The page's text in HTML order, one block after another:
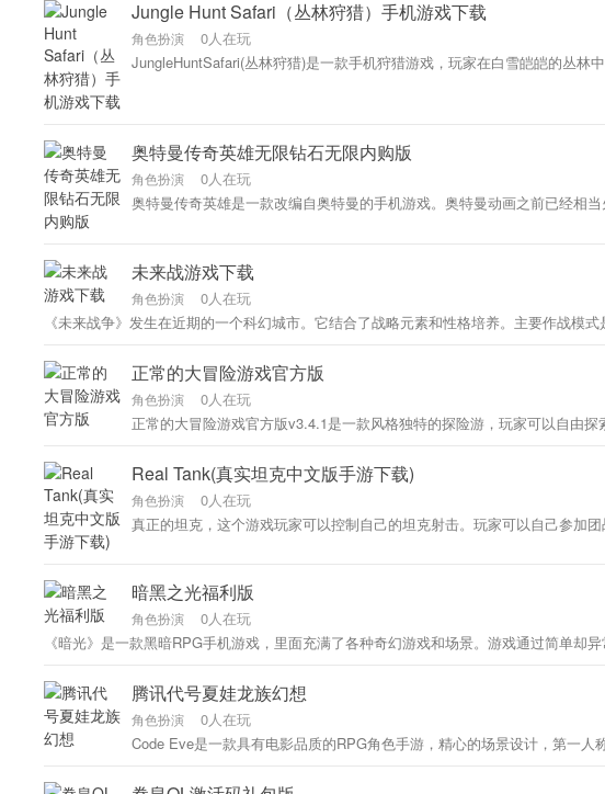
Jungle Hunt Safari（丛林狩猎）手机游戏下载
角色扮演
0人在玩
JungleHuntSafari(丛林狩猎)是一款手机狩猎游戏，玩家在白雪皑皑的丛
奥特曼传奇英雄无限钻石无限内购版
角色扮演
0人在玩
奥特曼传奇英雄是一款改编自奥特曼的手机游戏。奥特曼动画之前已经相
未来战游戏下载
角色扮演
0人在玩
《未来战争》发生在近期的一个科幻城市。它结合了战略元素和性格培养。主要作战
正常的大冒险游戏官方版
角色扮演
0人在玩
正常的大冒险游戏官方版v3.4.1是一款风格独特的探险游，玩家可以自由
Real Tank(真实坦克中文版手游下载)
角色扮演
0人在玩
真正的坦克，这个游戏玩家可以控制自己的坦克射击。玩家可以自己参加
暗黑之光福利版
角色扮演
0人在玩
《暗光》是一款黑暗RPG手机游戏，里面充满了各种奇幻游戏和场景。游戏通过简单
腾讯代号夏娃龙族幻想
角色扮演
0人在玩
Code Eve是一款具有电影品质的RPG角色手游，精心的场景设计，第一